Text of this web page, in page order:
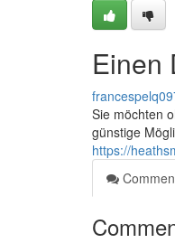
Einen
Sie möchten
günstige
https://